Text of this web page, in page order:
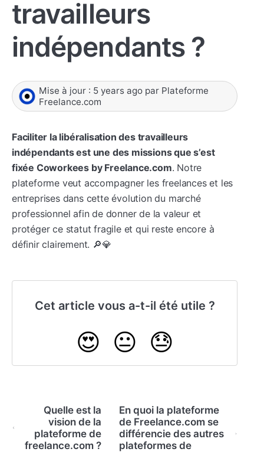
travailleurs
indépendants ?
Mise à jour : 5 years ago par Plateforme
Freelance.com
Faciliter la libéralisation des travailleurs
indépendants est une des missions que s’est
fixée Coworkees by Freelance.com. Notre
plateforme veut accompagner les freelances et les
entreprises dans cette évolution du marché
professionnel afin de donner de la valeur et
protéger ce statut fragile et qui reste encore à
définir clairement. 🔎💎
Cet article vous a-t-il été utile ?
😍 😐 😓
Quelle est la
vision de la
plateforme de
freelance.com ?
En quoi la plateforme
de Freelance.com se
différencie des autres
plateformes de